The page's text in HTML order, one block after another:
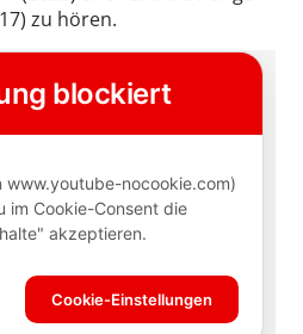
zu hören.